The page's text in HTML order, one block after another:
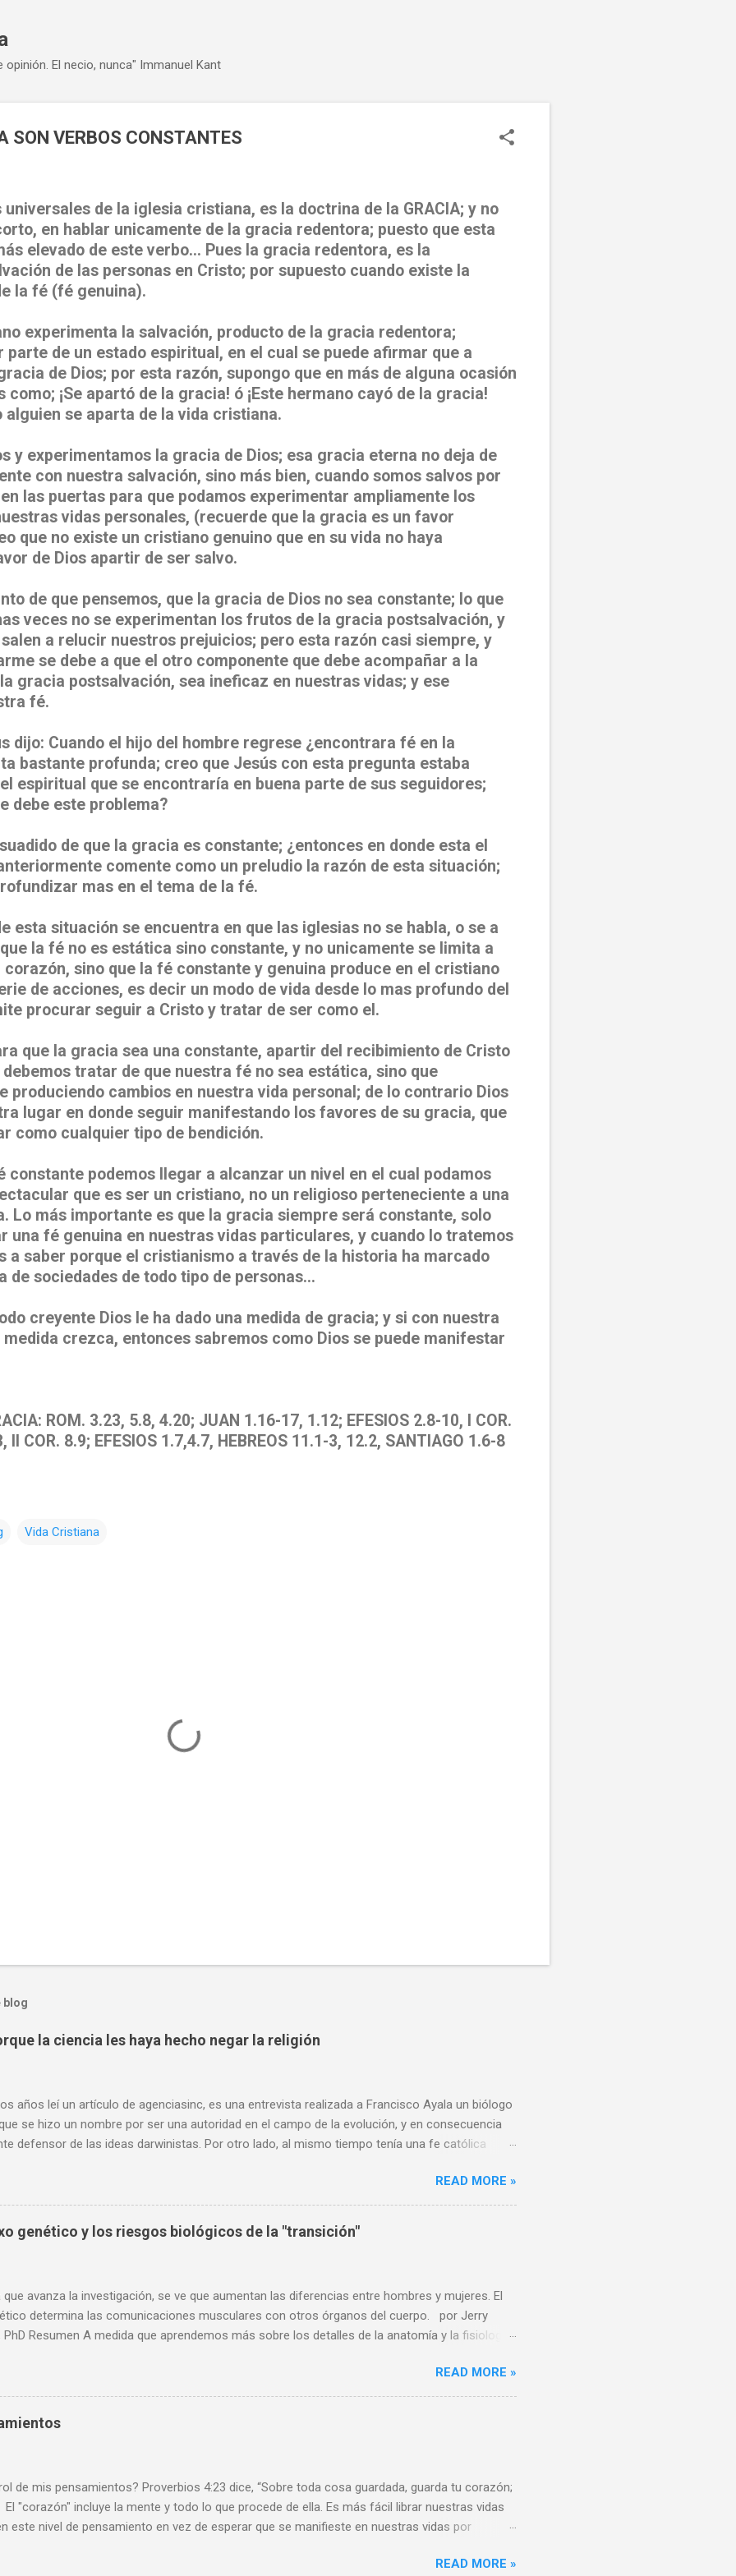
opinión. El necio, nunca" Immanuel Kant
SON VERBOS CONSTANTES
de la iglesia cristiana, es la doctrina de la GRACIA; y no
en hablar unicamente de la gracia redentora; puesto que esta
elevado de este verbo… Pues la gracia redentora, es la
de las personas en Cristo; por supuesto cuando existe la
la fé (fé genuina).
experimenta la salvación, producto de la gracia redentora;
parte de un estado espiritual, en el cual se puede afirmar que a
de Dios; por esta razón, supongo que en más de alguna ocasión
¡Se apartó de la gracia! ó ¡Este hermano cayó de la gracia!
alguien se aparta de la vida cristiana.
y experimentamos la gracia de Dios; esa gracia eterna no deja de
con nuestra salvación, sino más bien, cuando somos salvos por
las puertas para que podamos experimentar ampliamente los
vidas personales, (recuerde que la gracia es un favor
que no existe un cristiano genuino que en su vida no haya
de Dios apartir de ser salvo.
de que pensemos, que la gracia de Dios no sea constante; lo que
veces no se experimentan los frutos de la gracia postsalvación, y
a relucir nuestros prejuicios; pero esta razón casi siempre, y
se debe a que el otro componente que debe acompañar a la
gracia postsalvación, sea ineficaz en nuestras vidas; y ese
fé.
dijo: Cuando el hijo del hombre regrese ¿encontrara fé en la
bastante profunda; creo que Jesús con esta pregunta estaba
espiritual que se encontraría en buena parte de sus seguidores;
debe este problema?
de que la gracia es constante; ¿entonces en donde esta el
comente como un preludio la razón de esta situación;
mas en el tema de la fé.
esta situación se encuentra en que las iglesias no se habla, o se a
la fé no es estática sino constante, y no unicamente se limita a
sino que la fé constante y genuina produce en el cristiano
de acciones, es decir un modo de vida desde lo mas profundo del
procurar seguir a Cristo y tratar de ser como el.
que la gracia sea una constante, apartir del recibimiento de Cristo
tratar de que nuestra fé no sea estática, sino que
produciendo cambios en nuestra vida personal; de lo contrario Dios
lugar en donde seguir manifestando los favores de su gracia, que
como cualquier tipo de bendición.
constante podemos llegar a alcanzar un nivel en el cual podamos
que es ser un cristiano, no un religioso perteneciente a una
Lo más importante es que la gracia siempre será constante, solo
una fé genuina en nuestras vidas particulares, y cuando lo tratemos
a saber porque el cristianismo a través de la historia ha marcado
de sociedades de todo tipo de personas…
creyente Dios le ha dado una medida de gracia; y si con nuestra
crezca, entonces sabremos como Dios se puede manifestar
ROM. 3.23, 5.8, 4.20; JUAN 1.16-17, 1.12; EFESIOS 2.8-10, I COR.
II COR. 8.9; EFESIOS 1.7,4.7, HEBREOS 11.1-3, 12.2, SANTIAGO 1.6-8
Vida Cristiana
blog
la ciencia les haya hecho negar la religión
años leí un artículo de agenciasinc, es una entrevista realizada a Francisco Ayala un biólogo
se hizo un nombre por ser una autoridad en el campo de la evolución, y en consecuencia
defensor de las ideas darwinistas. Por otro lado, al mismo tiempo tenía una fe católica
ateísmo de algunos científicos, y como este ateísmo no se puede derivar del conocimiento
dado que la ciencia no se dedica de oficio a descartar o confirmar creencias religiosas, el
científico como tal es imparcial, aunque muchas de sus conclusiones se puedan
a favor o en contra de la idea de un Dios. Dado el reciente fallecimiento del Dr. Ayala
READ MORE »
genético y los riesgos biológicos de la "transición"
que avanza la investigación, se ve que aumentan las diferencias entre hombres y mujeres. El
determina las comunicaciones musculares con otros órganos del cuerpo. por Jerry
PhD Resumen A medida que aprendemos más sobre los detalles de la anatomía y la fisiología
probable que cause importantes problemas de salud lamentables en el futuro. Este estudio
mi opinión a largo plazo, basada en muchos años enseñando biología y genética, de que la
género requiere un psicólogo, no un cirujano. Cuanto más aprenden los científicos sobre el
más complejo nos damos cuenta de que es. Como se muestra a continuación, esta
READ MORE »
de mis pensamientos? Proverbios 4:23 dice, “Sobre toda cosa guardada, guarda tu corazón;
"corazón" incluye la mente y todo lo que procede de ella. Es más fácil librar nuestras vidas
este nivel de pensamiento en vez de esperar que se manifieste en nuestras vidas por
un mal pensamiento y revolcarse en ello). Es importante entender que cuando unREAD MORE »